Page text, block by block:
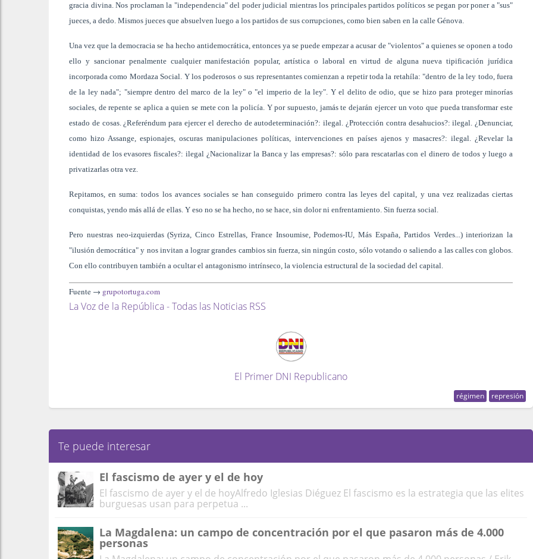
gracia divina. Nos proclaman la "independencia" del poder judicial mientras los principales partidos políticos se pegan por poner a "sus"
jueces, a dedo. Mismos jueces que absuelven luego a los partidos de sus corrupciones, como bien saben en la calle Génova.
Una vez que la democracia se ha hecho antidemocrática, entonces ya se puede empezar a acusar de "violentos" a quienes se oponen a todo
ello y sancionar penalmente cualquier manifestación popular, artística o laboral en virtud de alguna nueva tipificación jurídica
incorporada como Mordaza Social. Y los poderosos o sus representantes comienzan a repetir toda la retahíla: "dentro de la ley todo, fuera
de la ley nada"; "siempre dentro del marco de la ley" o "el imperio de la ley". Y el delito de odio, que se hizo para proteger minorías
sociales, de repente se aplica a quien se mete con la policía. Y por supuesto, jamás te dejarán ejercer un voto que pueda transformar este
estado de cosas. ¿Referéndum para ejercer el derecho de autodeterminación?: ilegal. ¿Protección contra desahucios?: ilegal. ¿Denunciar,
como hizo Assange, espionajes, oscuras manipulaciones políticas, intervenciones en países ajenos y masacres?: ilegal. ¿Revelar la
identidad de los evasores fiscales?: ilegal ¿Nacionalizar la Banca y las empresas?: sólo para rescatarlas con el dinero de todos y luego a
privatizarlas otra vez.
Repitamos, en suma: todos los avances sociales se han conseguido primero contra las leyes del capital, y una vez realizadas ciertas
conquistas, yendo más allá de ellas. Y eso no se ha hecho, no se hace, sin dolor ni enfrentamiento. Sin fuerza social.
Pero nuestras neo-izquierdas (Syriza, Cinco Estrellas, France Insoumise, Podemos-IU, Más España, Partidos Verdes...) interiorizan la
"ilusión democrática" y nos invitan a lograr grandes cambios sin fuerza, sin ningún costo, sólo votando o saliendo a las calles con globos.
Con ello contribuyen también a ocultar el antagonismo intrínseco, la violencia estructural de la sociedad del capital.
Fuente → grupotortuga.com
La Voz de la República - Todas las Noticias RSS
El Primer DNI Republicano
régimen represión
Te puede interesar
El fascismo de ayer y el de hoy
El fascismo de ayer y el de hoyAlfredo Iglesias Diéguez El fascismo es la estrategia que las elites
burguesas usan para perpetua ...
La Magdalena: un campo de concentración por el que pasaron más de 4.000
personas